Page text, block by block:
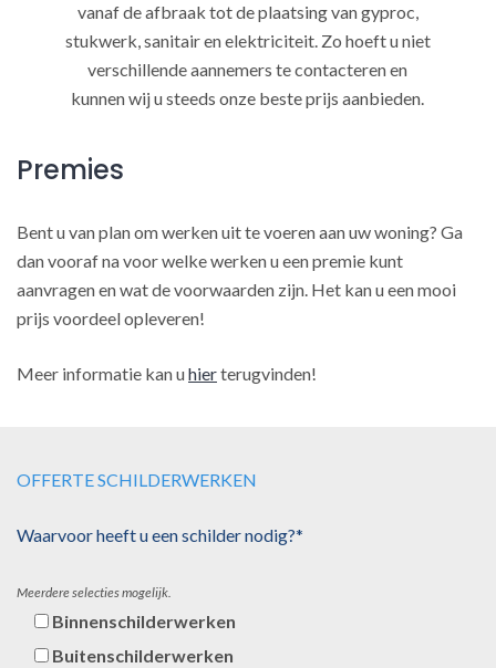
vanaf de afbraak tot de plaatsing van gyproc,
stukwerk, sanitair en elektriciteit. Zo hoeft u niet
verschillende aannemers te contacteren en
kunnen wij u steeds onze beste prijs aanbieden.
Premies
Bent u van plan om werken uit te voeren aan uw woning? Ga
dan vooraf na voor welke werken u een premie kunt
aanvragen en wat de voorwaarden zijn. Het kan u een mooi
prijs voordeel opleveren!
Meer informatie kan uhierterugvinden!
OFFERTE SCHILDERWERKEN
Waarvoor heeft u een schilder nodig?*
Meerdere selecties mogelijk.
Binnenschilderwerken
Buitenschilderwerken